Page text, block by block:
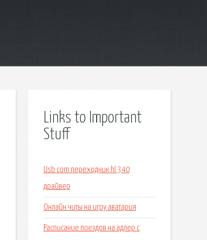
Links to Important
Stuff
Usb com переходник hl 340
драйвер
Онлайн читы на игру аватария
Расписание поездов на адлер с